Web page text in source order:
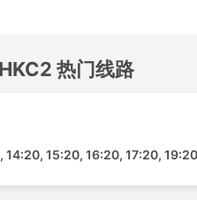
巴覆盖的主要车站包括:
热门线路
15:20, 16:20, 17:20, 19:20